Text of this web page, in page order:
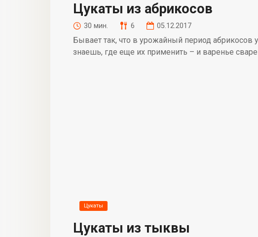
Цукаты из абрикосов
30 мин. 6 05.12.2017
Бывает так, что в урожайный период абрикосов
знаешь, где еще их применить – и варенье
Цукаты
Цукаты из тыквы